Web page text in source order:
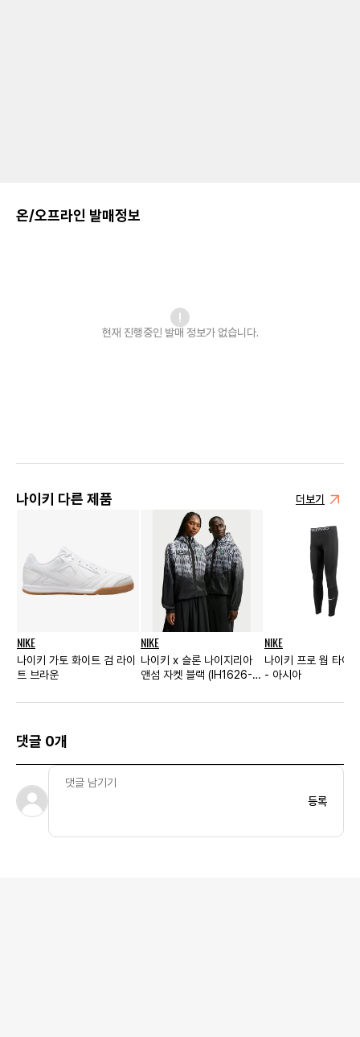
온/오프라인 발매정보
현재 진행중인 발매 정보가 없습니다.
나이키 다른 제품 더보기
NIKE
나이키 가토 화이트 검 라이
트 브라운
NIKE
나이키 x 슬론 나이지리아
앤섬 자켓 블랙 (IH1626-
NIKE
나이키 프로 웜 타이
- 아시아
댓글 0개
등록